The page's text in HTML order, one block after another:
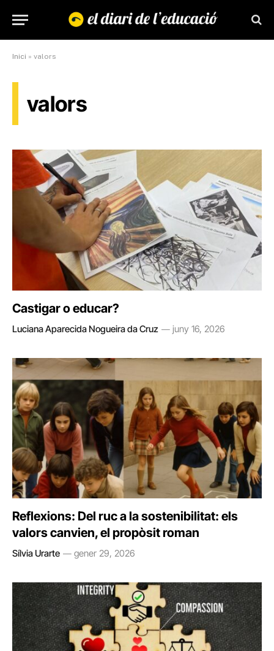
Inici » valors
valors
Castigar o educar?
Luciana Aparecida Nogueira da Cruz juny 16, 2026
Reflexions: Del ruc a la sostenibilitat: els
valors canvien, el propòsit roman
Sílvia Urarte gener 29, 2026